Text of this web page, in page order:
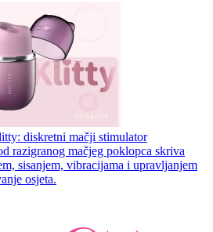
diskretni mačji stimulator
razigranog mačjeg poklopca skriva
sisanjem, vibracijama i upravljanjem
osjeta.